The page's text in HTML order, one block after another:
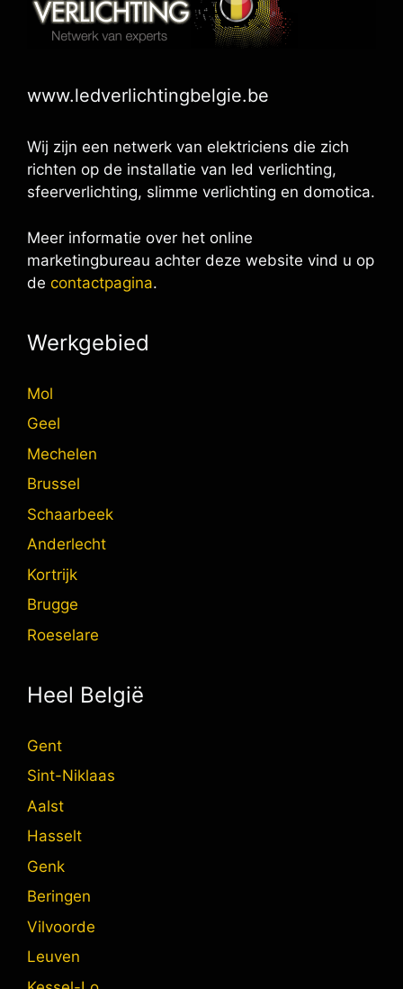
www.ledverlichtingbelgie.be
Wij zijn een netwerk van elektriciens die zich
richten op de installatie van led verlichting,
sfeerverlichting, slimme verlichting en domotica.
Meer informatie over het online
marketingbureau achter deze website vind u op
de contactpagina.
Werkgebied
Mol
Geel
Mechelen
Brussel
Schaarbeek
Anderlecht
Kortrijk
Brugge
Roeselare
Heel België
Gent
Sint-Niklaas
Aalst
Hasselt
Genk
Beringen
Vilvoorde
Leuven